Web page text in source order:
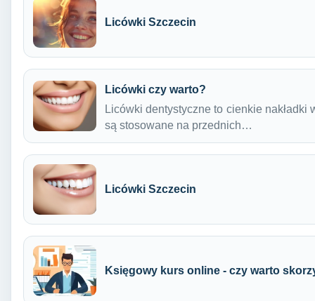
Licówki Szczecin
Licówki czy warto?
Licówki dentystyczne to cienkie
są stosowane na przednich…
Licówki Szczecin
Księgowy kurs online - czy warto